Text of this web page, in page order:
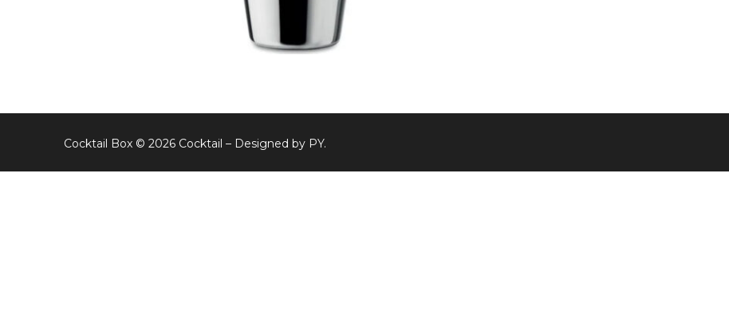
Cocktail Box © 2026 Cocktail – Designed by PY.